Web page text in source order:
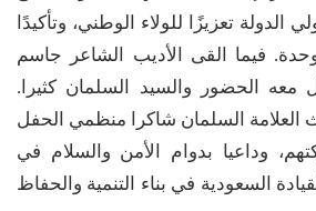
الدولة تعزيزًا للولاء الوطني، وتأكيدًا
فيما القى الأديب الشاعر جاسم
معه الحضور والسيد السلمان كثيرا.
السلمان شاكرا منظمي الحفل
وداعيا بدوام الأمن والسلام في
السعودية في بناء التنمية والحفاظ